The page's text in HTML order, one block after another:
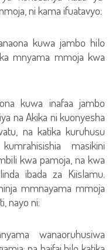
ni kama ifuatavyo:
kuwa jambo hilo
mnyama mmoja kwa
kuwa inafaa jambo
na Akika ni kuonyesha
na katika kuruhusu
masikini
kwa pamoja, na kwa
ibada za Kiislamu.
mmnayama mmoja
nayo ni:
wanaoruhusiwa